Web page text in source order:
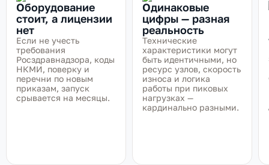
Оборудование
стоит, а лицензии
нет
Если не учесть
требования
Росздравнадзора, коды
НКМИ, поверку и
перечни по новым
приказам, запуск
срывается на месяцы.
Одинаковые
цифры — разная
реальность
Технические
характеристики могут
быть идентичными, но
ресурс узлов, скорость
износа и логика
работы при пиковых
нагрузках —
кардинально разными.